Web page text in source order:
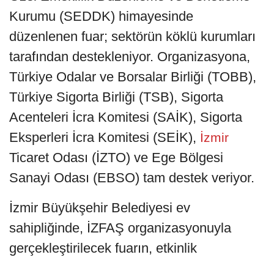
Kurumu (SEDDK) himayesinde
düzenlenen fuar; sektörün köklü kurumları
tarafından destekleniyor. Organizasyona,
Türkiye Odalar ve Borsalar Birliği (TOBB),
Türkiye Sigorta Birliği (TSB), Sigorta
Acenteleri İcra Komitesi (SAİK), Sigorta
Eksperleri İcra Komitesi (SEİK), İzmir
Ticaret Odası (İZTO) ve Ege Bölgesi
Sanayi Odası (EBSO) tam destek veriyor.
İzmir Büyükşehir Belediyesi ev
sahipliğinde, İZFAŞ organizasyonuyla
gerçekleştirilecek fuarın, etkinlik